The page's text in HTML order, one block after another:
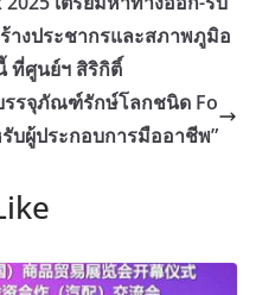
างประชากรและสภาพภูมิอ
ที่ศูนย์ฯ สิริกิติ์
รรจุภัณฑ์รักษ์โลกชนิด Fo
บผู้ประกอบการมืออาชีพ”